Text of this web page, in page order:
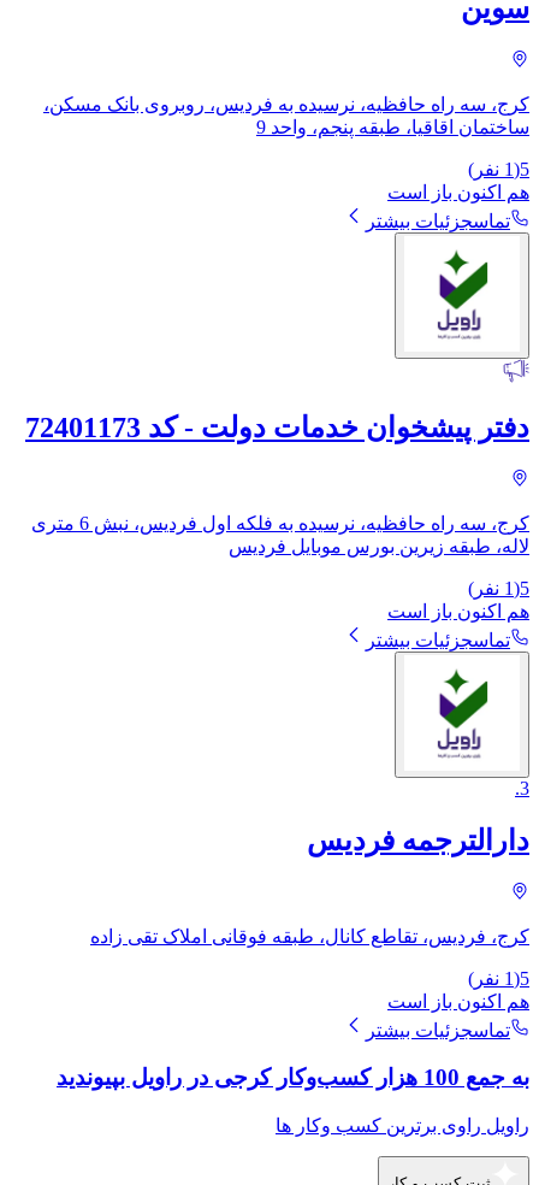
سوین
کرج، سه راه حافظیه، نرسیده به فردیس، روبروی بانک مسکن،
ساختمان اقاقیا، طبقه پنجم، واحد 9
5
(
1 نفر)
هم اکنون باز است
تماسجزئیات بیشتر
دفتر پیشخوان خدمات دولت - کد 72401173
کرج، سه راه حافظیه، نرسیده به فلکه اول فردیس، نبش 6 متری
لاله، طبقه زیرین بورس موبایل فردیس
5
(
1 نفر)
هم اکنون باز است
تماسجزئیات بیشتر
3
.
دارالترجمه فردیس
کرج، فردیس، تقاطع کانال، طبقه فوقانی املاک تقی زاده
5
(
1 نفر)
هم اکنون باز است
تماسجزئیات بیشتر
به جمع 100 هزار کسب‌وکار کرجی در راویل بپیوندید
راویل راوی برترین کسب وکار ها